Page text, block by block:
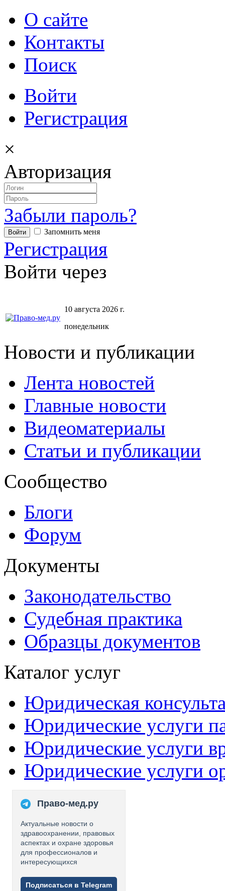
О сайте
Контакты
Поиск
Войти
Регистрация
×
Авторизация
Забыли пароль?
Запомнить меня
Регистрация
Войти через
10 августа 2026 г.
понедельник
Новости и публикации
Лента новостей
Главные новости
Видеоматериалы
Статьи и публикации
Сообщество
Блоги
Форум
Документы
Законодательство
Судебная практика
Образцы документов
Каталог услуг
Юридическая
Юридические услуги
Юридические услуги
Юридические услуги
Право-мед.ру
Актуальные новости о
здравоохранении, правовых
аспектах и охране здоровья
для профессионалов и
интересующихся
Подписаться в Telegram